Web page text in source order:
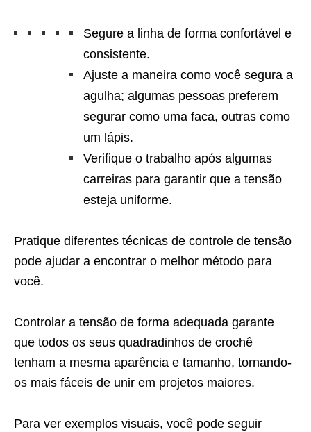
Segure a linha de forma confortável e
consistente.
Ajuste a maneira como você segura a
agulha; algumas pessoas preferem
segurar como uma faca, outras como
um lápis.
Verifique o trabalho após algumas
carreiras para garantir que a tensão
esteja uniforme.
Pratique diferentes técnicas de controle de tensão
pode ajudar a encontrar o melhor método para
você.
Controlar a tensão de forma adequada garante
que todos os seus quadradinhos de crochê
tenham a mesma aparência e tamanho, tornando-
os mais fáceis de unir em projetos maiores.
Para ver exemplos visuais, você pode seguir